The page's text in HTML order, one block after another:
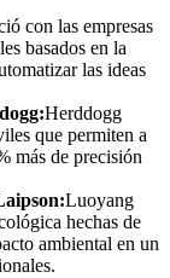
con las empresas
basados ​​en la
las ideas
Herddogg
que permiten a
más de precisión
Luoyang
hechas de
ambiental en un